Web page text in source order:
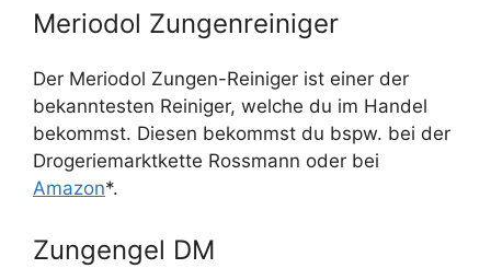
Meriodol Zungenreiniger
Der Meriodol Zungen-Reiniger ist einer der
bekanntesten Reiniger, welche du im Handel
bekommst. Diesen bekommst du bspw. bei der
Drogeriemarktkette Rossmann oder bei
Amazon*.
Zungengel DM